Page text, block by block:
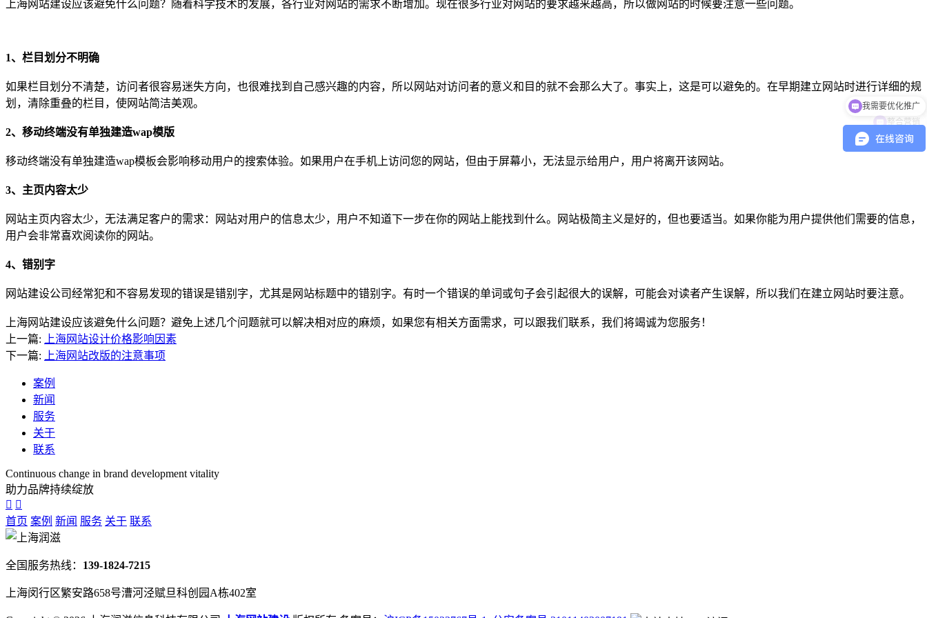
上海网站建设应该避免什么问题？随着科学技术的发展，各行业对网站的需求不断增加。现在很多行业对网站的要求越来越高，所以做网站的时候要注意一些问题。
1、栏目划分不明确
如果栏目划分不清楚，访问者很容易迷失方向，也很难找到自己感兴趣的内容，所以网站对访问者的意义和目的就不会那么大了。事实上，这是可以避免的。在早期建立网站时进行详细的规
划，清除重叠的栏目，使网站简洁美观。
2、移动终端没有单独建造wap模版
移动终端没有单独建造wap模板会影响移动用户的搜索体验。如果用户在手机上访问您的网站，但由于屏幕小，无法显示给用户，用户将离开该网站。
3、主页内容太少
网站主页内容太少，无法满足客户的需求：网站对用户的信息太少，用户不知道下一步在你的网站上能找到什么。网站极简主义是好的，但也要适当。如果你能为用户提供他们需要的信息，
用户会非常喜欢阅读你的网站。
4、错别字
网站建设公司经常犯和不容易发现的错误是错别字，尤其是网站标题中的错别字。有时一个错误的单词或句子会引起很大的误解，可能会对读者产生误解，所以我们在建立网站时要注意。
上海网站建设应该避免什么问题？避免上述几个问题就可以解决相对应的麻烦，如果您有相关方面需求，可以跟我们联系，我们将竭诚为您服务！
上一篇:
上海网站设计价格影响因素
下一篇:
上海网站改版的注意事项
案例
新闻
服务
关于
联系
Continuous change in brand development vitality
助力品牌持续绽放
首页 案例 新闻 服务 关于 联系
全国服务热线： 139-1824-7215
上海闵行区繁安路658号漕河泾赋旦科创园A栋402室
我需要优化推广
整合营销